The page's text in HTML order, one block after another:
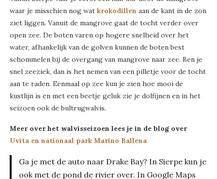
waar je misschien nog wat krokodillen aan de kant in de zon
ziet liggen. Vanuit de mangrove gaat de tocht verder over
open zee. De boten varen op hogere snelheid over het
water, afhankelijk van de golven kunnen de boten best
schommelen bij de overgang van mangrove naar zee. Ben je
snel zeeziek, dan is het nemen van een pilletje voor de tocht
aan te raden. Eenmaal op zee kun je zien hoe mooi de
kustlijn is en met een beetje geluk zie je dolfijnen en in het
seizoen ook de bultrugwalvis.
Meer over het walvisseizoen lees je in de blog over
Uvita en nationaal park Marino Ballena
Ga je met de auto naar Drake Bay? In Sierpe kun je
ook met de pond de rivier over. In Google Maps